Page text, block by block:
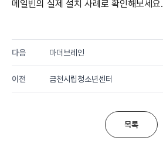
메일빈의 실제 설치 사례로 확인해보세요.
다음 마더브레인
이전 금천시립청소년센터
목록